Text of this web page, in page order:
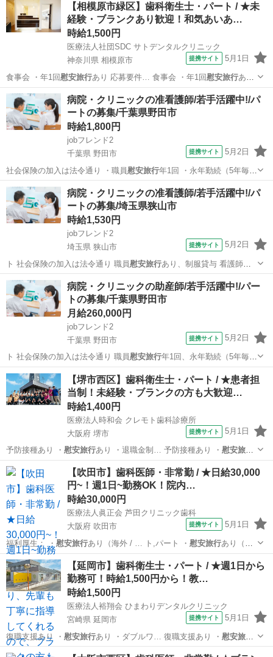
【相模原市緑区】歯科衛生士・パート / ★未
経験・ブランクあり歓迎！和気あいあ…
時給1,500円
医療法人社団SDC サトデンタルクリニック
神奈川県 相模原市
提携サイト 5月1日
食事会 ・年1回慰安旅行 あり 応募要件… 食事会 ・年1回慰安旅行あり
〈資格〉…
神奈川 相模原市 歯科衛生士
病院・クリニックの准看護師/若手活躍中!/パ
ートの募集/千葉県野田市
時給1,800円
jobフレンド2
千葉県 野田市
提携サイト 5月2日
社会保険の加入は法令通り ・職員慰安旅行年1回 ・永年勤続（5年毎に
病院全額…
千葉 野田市 看護師
病院・クリニックの准看護師/若手活躍中!/パ
ートの募集/埼玉県狭山市
時給1,530円
jobフレンド2
埼玉県 狭山市
提携サイト 5月2日
ト 社会保険の加入は法令通り 職員慰安旅行あり、制服貸与 看護師資
格 NO…
埼玉 狭山市 看護師
病院・クリニックの助産師/若手活躍中!/パー
トの募集/千葉県野田市
月給260,000円
jobフレンド2
千葉県 野田市
提携サイト 5月2日
ト 社会保険の加入は法令通り 職員慰安旅行年1回、永年勤続（5年毎に
病院全額負…
千葉 野田市 看護師
【堺市西区】歯科衛生士・パート / ★患者担
当制！未経験・ブランクの方も大歓迎…
時給1,400円
医療法人時和会 クレモト歯科診療所
大阪府 堺市
提携サイト 5月1日
予防接種あり ・ 慰安旅行あり ・退職金制… 予防接種あり ・ 慰安旅行
あり ・退職金制…
大阪 歯科衛生士
【吹田市】歯科医師・非常勤 / ★日給30,000
円~！週1日~勤務OK！院内…
時給30,000円
医療法人眞正会 芦田クリニック歯科
大阪府 吹田市
提携サイト 5月1日
福利厚生： ・ 慰安旅行 あり（海外 / … ト,パート ・ 慰安旅行あり（海
外 / …
大阪 吹田市 その他
【延岡市】歯科衛生士・パート / ★週1日から
勤務可！時給1,500円から！教…
時給1,500円
医療法人裕翔会 ひまわりデンタルクリニック
宮崎県 延岡市
提携サイト 5月1日
復職支援あり ・ 慰安旅行あり ・ダブルワ… 復職支援あり ・ 慰安旅行
あり ・ダブルワ…
宮崎 延岡市 歯科衛生士